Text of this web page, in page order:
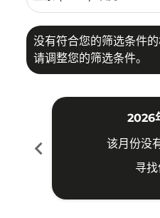
没有符合您的筛选条件的
请调整您的筛选条件。
chevron_left
2026
该月份没
寻